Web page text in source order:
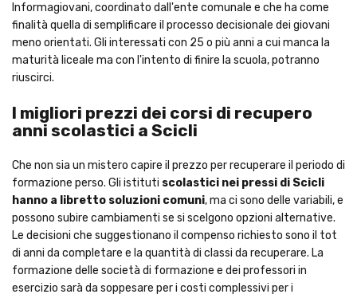
Informagiovani, coordinato dall'ente comunale e che ha come
finalità quella di semplificare il processo decisionale dei giovani
meno orientati. Gli interessati con 25 o più anni a cui manca la
maturità liceale ma con l'intento di finire la scuola, potranno
riuscirci.
I migliori prezzi dei corsi di recupero
anni scolastici a Scicli
Che non sia un mistero capire il prezzo per recuperare il periodo di
formazione perso. Gli istituti scolastici nei pressi di Scicli
hanno a libretto soluzioni comuni, ma ci sono delle variabili, e
possono subire cambiamenti se si scelgono opzioni alternative.
Le decisioni che suggestionano il compenso richiesto sono il tot
di anni da completare e la quantità di classi da recuperare. La
formazione delle società di formazione e dei professori in
esercizio sarà da soppesare per i costi complessivi per i